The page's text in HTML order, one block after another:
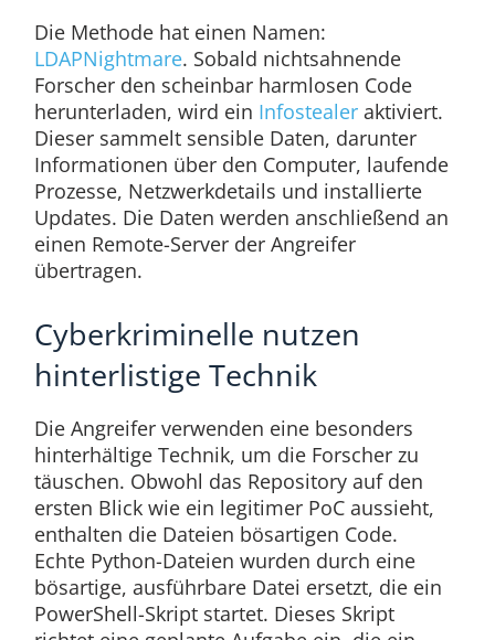
Die Methode hat einen Namen:
LDAPNightmare. Sobald nichtsahnende
Forscher den scheinbar harmlosen Code
herunterladen, wird ein Infostealeraktiviert.
Dieser sammelt sensible Daten, darunter
Informationen über den Computer, laufende
Prozesse, Netzwerkdetails und installierte
Updates. Die Daten werden anschließend an
einen Remote-Server der Angreifer
übertragen.
Cyberkriminelle nutzen
hinterlistige Technik
Die Angreifer verwenden eine besonders
hinterhältige Technik, um die Forscher zu
täuschen. Obwohl das Repository auf den
ersten Blick wie ein legitimer PoC aussieht,
enthalten die Dateien bösartigen Code.
Echte Python-Dateien wurden durch eine
bösartige, ausführbare Datei ersetzt, die ein
PowerShell-Skript startet. Dieses Skript